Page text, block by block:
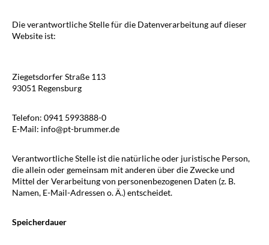
Die verantwortliche Stelle für die Datenverarbeitung auf dieser
Website ist:
Ziegetsdorfer Straße 113
93051 Regensburg
Telefon: 0941 5993888-0
E-Mail: info@pt-brummer.de
Verantwortliche Stelle ist die natürliche oder juristische Person,
die allein oder gemeinsam mit anderen über die Zwecke und
Mittel der Verarbeitung von personenbezogenen Daten (z. B.
Namen, E-Mail-Adressen o. Ä.) entscheidet.
Speicherdauer